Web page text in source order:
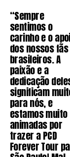
“Sempre
sentimos o
carinho e o
dos nossos fãs
brasileiros. A
paixão e a
dedicação
significam
para nós, e
estamos muito
animadas por
trazer a PCD
Forever Tour